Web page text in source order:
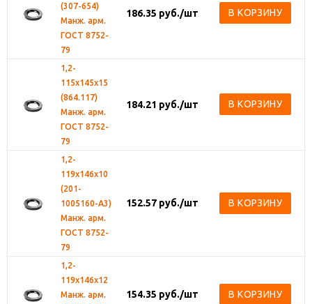
(307-654)
Манж. арм.
ГОСТ 8752-
79
186.35 руб./шт В КОРЗИНУ
1,2-
115х145х15
(864.117)
Манж. арм.
ГОСТ 8752-
79
184.21 руб./шт В КОРЗИНУ
1,2-
119х146х10
(201-
1005160-А3)
Манж. арм.
ГОСТ 8752-
79
152.57 руб./шт В КОРЗИНУ
1,2-
119х146х12
Манж. арм.
154.35 руб./шт В КОРЗИНУ